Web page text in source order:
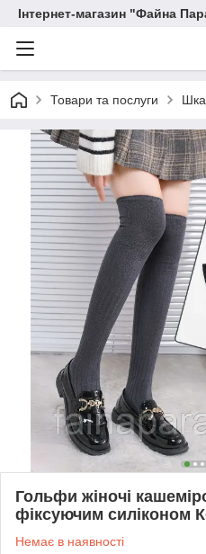
Інтернет-магазин "Файна
Товари та послуги
Гольфи жіночі
фіксуючим силіконом
Немає в наявності